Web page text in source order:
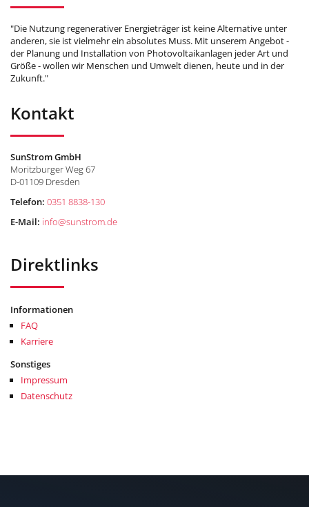
"Die Nutzung regenerativer Energieträger ist keine Alternative unter
anderen, sie ist vielmehr ein absolutes Muss. Mit unserem Angebot -
der Planung und Installation von Photovoltaikanlagen jeder Art und
Größe - wollen wir Menschen und Umwelt dienen, heute und in der
Zukunft."
Kontakt
SunStrom GmbH
Moritzburger Weg 67
D-01109 Dresden
Telefon: 0351 8838-130
E-Mail: info@sunstrom.de
Direktlinks
Informationen
FAQ
Karriere
Sonstiges
Impressum
Datenschutz